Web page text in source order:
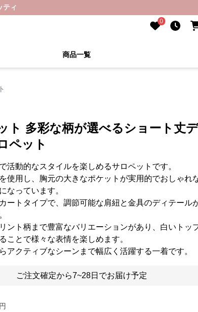
ティ
0
商品一覧
ト 多彩な柄が選べるショート丈デ
ペット
活動的なスタイルを楽しめるサロペットです。
使用し、胸元の大きなポケットが実用的でおしゃれ
なっています。
ートタイプで、調節可能な肩紐と金具のディテール
ント柄まで豊富なバリエーションがあり、白いトッ
ことで様々な表情を楽しめます。
アクティブなシーンまで幅広く活躍する一着です。
ご注文確定から7~28日でお届け予定
円